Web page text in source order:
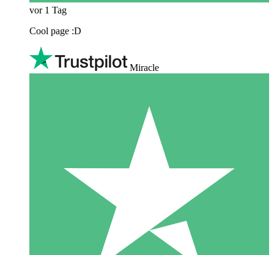
vor 1 Tag
Cool page :D
Miracle